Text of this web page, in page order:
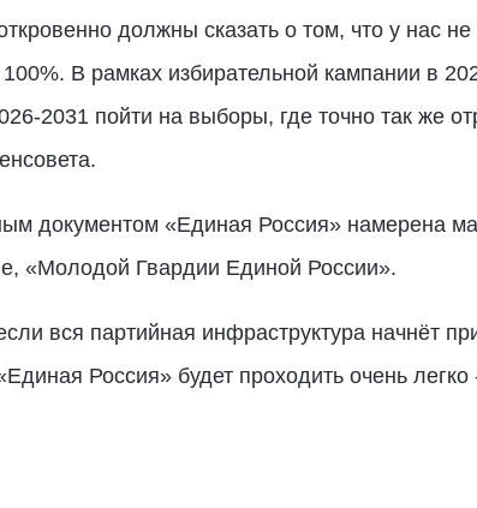
должны сказать о том, что у нас не
В рамках избирательной кампании в
2031 пойти на выборы, где точно так же
документом «Единая Россия» намерена
«Молодой Гвардии Единой России».
вся партийная инфраструктура начнёт
Россия» будет проходить очень легко